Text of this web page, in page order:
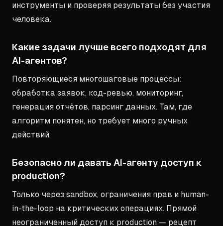
инструменты и проверяя результаты без участия
человека.
Какие задачи лучше всего подходят для
AI-агентов?
Повторяющиеся многошаговые процессы:
обработка заявок, код-ревью, мониторинг,
генерация отчётов, парсинг данных. Там, где
алгоритм понятен, но требует много ручных
действий.
Безопасно ли давать AI-агенту доступ к
production?
Только через sandbox, ограничения прав и human-
in-the-loop на критических операциях. Прямой
неограниченный доступ к production — рецепт